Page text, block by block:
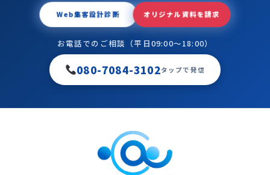
Web集客設計診断 オリジナル資料を請求
お電話でのご相談（平日09:00〜18:00）
080-7084-3102タップで発信